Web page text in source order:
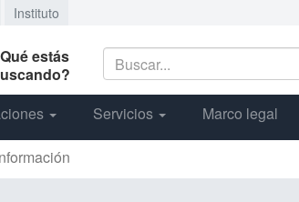
Instituto
estás
Servicios Marco legal